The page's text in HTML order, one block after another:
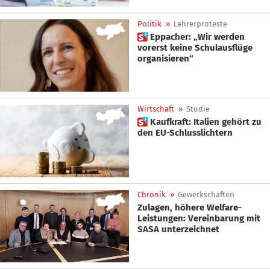
Politik » Lehrerproteste
 Eppacher: „Wir werden
vorerst keine Schulausflüge
organisieren“
Wirtschaft » Studie
 Kaufkraft: Italien gehört zu
den EU-Schlusslichtern
Chronik » Gewerkschaften
Zulagen, höhere Welfare-
Leistungen: Vereinbarung mit
SASA unterzeichnet